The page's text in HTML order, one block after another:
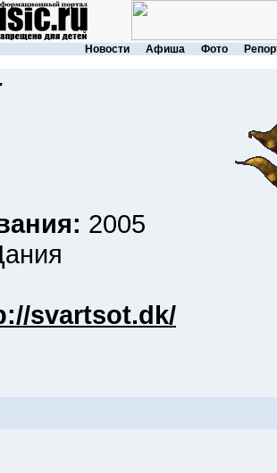
Новости Афиша Фото
2005
svartsot.dk/